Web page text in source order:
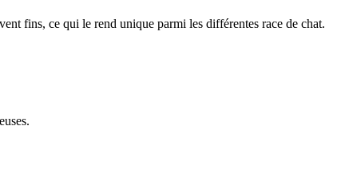
fins, ce qui le rend unique parmi les différentes race de chat.